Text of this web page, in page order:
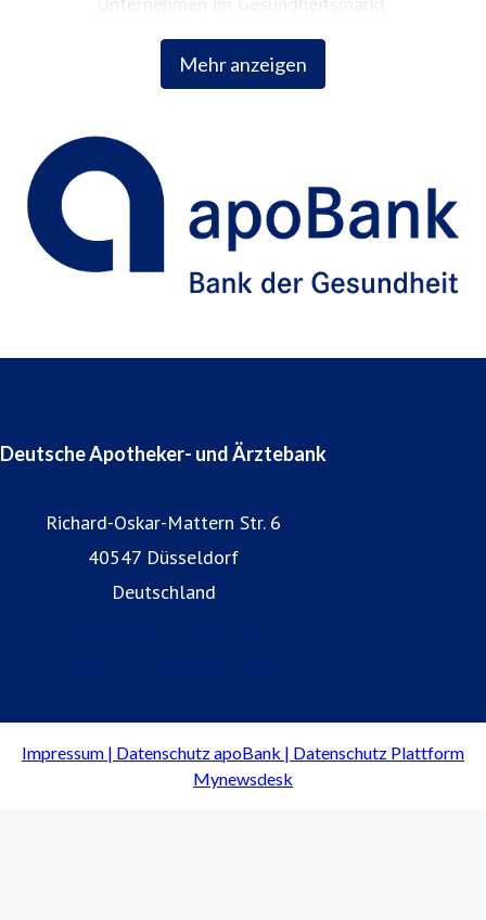
Mehr anzeigen
Unternehmen im Gesundheitsmarkt.
Deutsche Apotheker- und Ärztebank
Richard-Oskar-Mattern Str. 6
40547 Düsseldorf
Deutschland